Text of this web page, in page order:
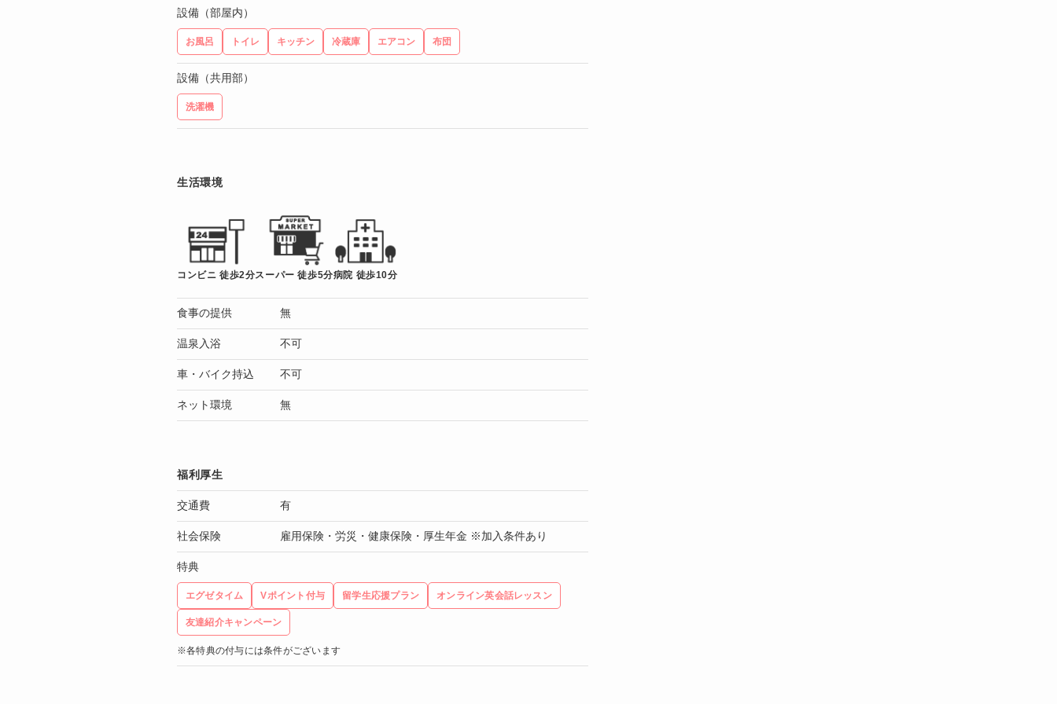
設備（部屋内）
お風呂 トイレ キッチン 冷蔵庫 エアコン 布団
設備（共用部）
洗濯機
生活環境
コンビニ 徒歩2分スーパー 徒歩5分病院 徒歩10分
食事の提供 無
温泉入浴 不可
車・バイク持込 不可
ネット環境 無
福利厚生
交通費 有
社会保険 雇用保険・労災・健康保険・厚生年金 ※加入条件あり
特典
エグゼタイム Vポイント付与 留学生応援プラン オンライン英会話レッスン
友達紹介キャンペーン
※各特典の付与には条件がございます